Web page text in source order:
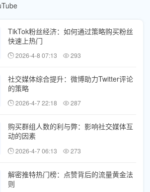
TikTok粉丝经济：如何通过策略购买粉丝
快速上热门
2026-4-8 07:13 293
社交媒体综合提升：微博助力Twitter评论
的策略
2026-4-7 22:18 287
购买群组人数的利与弊：影响社交媒体互
动的因素
2026-4-7 06:13 273
解密推特热门榜：点赞背后的流量黄金法
则